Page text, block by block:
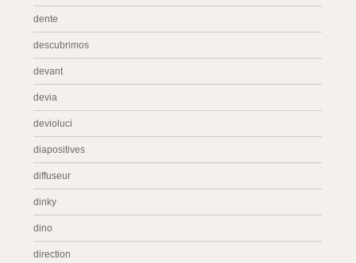
dente
descubrimos
devant
devia
devioluci
diapositives
diffuseur
dinky
dino
direction